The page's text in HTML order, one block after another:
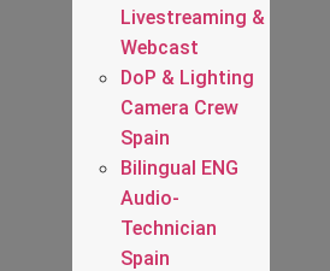
Livestreaming &
Webcast
DoP & Lighting
Camera Crew
Spain
Bilingual ENG
Audio-
Technician
Spain